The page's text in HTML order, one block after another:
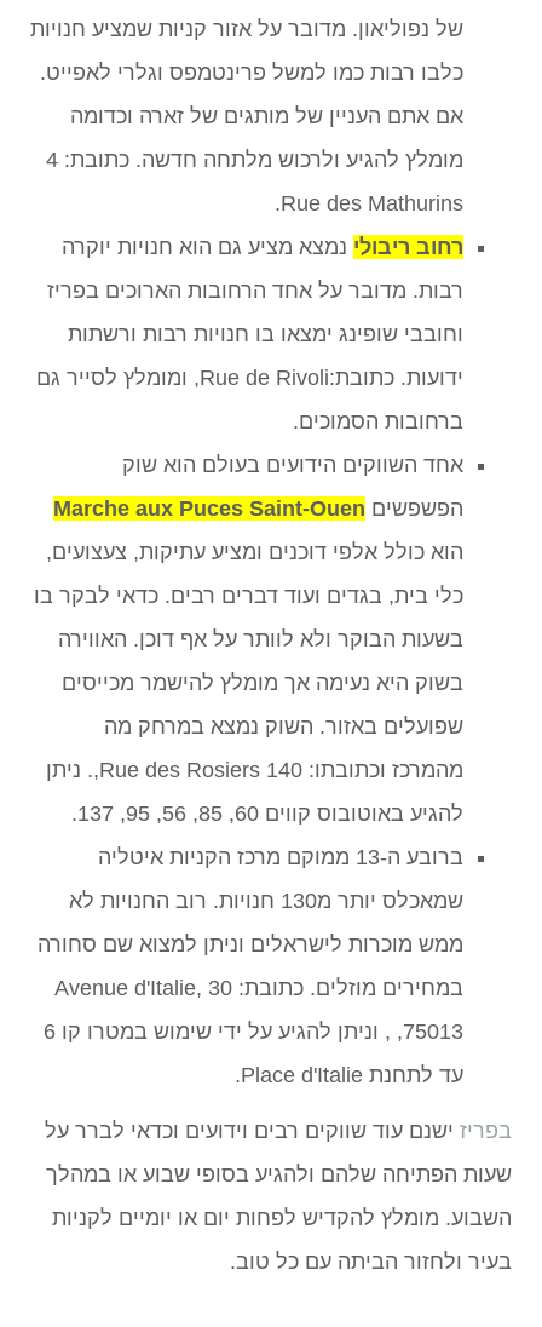
של נפוליאון. מדובר על אזור קניות שמציע חנויות
כלבו רבות כמו למשל פרינטמפס וגלרי לאפייט.
אם אתם העניין של מותגים של זארה וכדומה
מומלץ להגיע ולרכוש מלתחה חדשה. כתובת: 4
Rue des Mathurins.
רחוב ריבולי נמצא מציע גם הוא חנויות יוקרה
רבות. מדובר על אחד הרחובות הארוכים בפריז
וחובבי שופינג ימצאו בו חנויות רבות ורשתות
ידועות. כתובת:Rue de Rivoli, ומומלץ לסייר גם
ברחובות הסמוכים.
אחד השווקים הידועים בעולם הוא שוק
הפשפשים Marche aux Puces Saint-Ouen
הוא כולל אלפי דוכנים ומציע עתיקות, צעצועים,
כלי בית, בגדים ועוד דברים רבים. כדאי לבקר בו
בשעות הבוקר ולא לוותר על אף דוכן. האווירה
בשוק היא נעימה אך מומלץ להישמר מכייסים
שפועלים באזור. השוק נמצא במרחק מה
מהמרכז וכתובתו: 140 Rue des Rosiers,. ניתן
להגיע באוטובוס קווים 60, 85, 56, 95, 137.
ברובע ה-13 ממוקם מרכז הקניות איטליה
שמאכלס יותר מ130 חנויות. רוב החנויות לא
ממש מוכרות לישראלים וניתן למצוא שם סחורה
במחירים מוזלים. כתובת: 30 Avenue d'Italie,
75013, , וניתן להגיע על ידי שימוש במטרו קו 6
עד לתחנת Place d'Italie.
בפריז ישנם עוד שווקים רבים וידועים וכדאי לברר על
שעות הפתיחה שלהם ולהגיע בסופי שבוע או במהלך
השבוע. מומלץ להקדיש לפחות יום או יומיים לקניות
בעיר ולחזור הביתה עם כל טוב.